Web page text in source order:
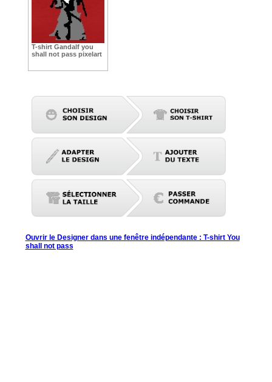
T-shirt Gandalf you
shall not pass pixelart
Ouvrir le Designer dans une fenêtre indépendante : T-shirt You
shall not pass